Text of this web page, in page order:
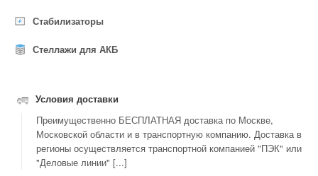
Стабилизаторы
Стеллажи для АКБ
Условия доставки
Преимущественно БЕСПЛАТНАЯ доставка по Москве,
Московской области и в транспортную компанию. Доставка в
регионы осуществляется транспортной компанией "ПЭК" или
"Деловые линии" [...]